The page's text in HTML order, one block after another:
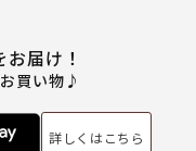
届け！
買い物♪
詳しくはこちら